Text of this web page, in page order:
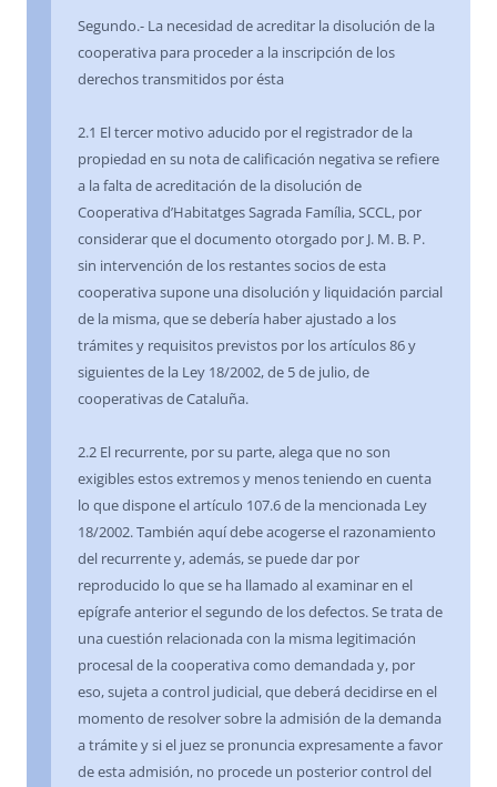
Segundo.- La necesidad de acreditar la disolución de la
cooperativa para proceder a la inscripción de los
derechos transmitidos por ésta
2.1 El tercer motivo aducido por el registrador de la
propiedad en su nota de calificación negativa se refiere
a la falta de acreditación de la disolución de
Cooperativa d’Habitatges Sagrada Família, SCCL, por
considerar que el documento otorgado por J. M. B. P.
sin intervención de los restantes socios de esta
cooperativa supone una disolución y liquidación parcial
de la misma, que se debería haber ajustado a los
trámites y requisitos previstos por los artículos 86 y
siguientes de la Ley 18/2002, de 5 de julio, de
cooperativas de Cataluña.
2.2 El recurrente, por su parte, alega que no son
exigibles estos extremos y menos teniendo en cuenta
lo que dispone el artículo 107.6 de la mencionada Ley
18/2002. También aquí debe acogerse el razonamiento
del recurrente y, además, se puede dar por
reproducido lo que se ha llamado al examinar en el
epígrafe anterior el segundo de los defectos. Se trata de
una cuestión relacionada con la misma legitimación
procesal de la cooperativa como demandada y, por
eso, sujeta a control judicial, que deberá decidirse en el
momento de resolver sobre la admisión de la demanda
a trámite y si el juez se pronuncia expresamente a favor
de esta admisión, no procede un posterior control del